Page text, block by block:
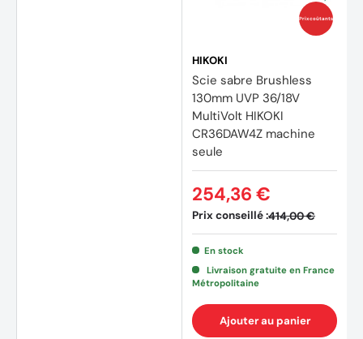
Prix coûtants
HIKOKI
Scie sabre Brushless
130mm UVP 36/18V
MultiVolt HIKOKI
CR36DAW4Z machine
seule
Prix conseillé :414,00 €
254,36 €
En stock
Livraison gratuite en France
Métropolitaine
Ajouter au panier